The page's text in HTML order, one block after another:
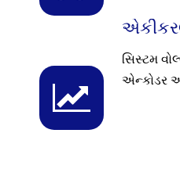
સિસ્ટમ
એન્કોડર